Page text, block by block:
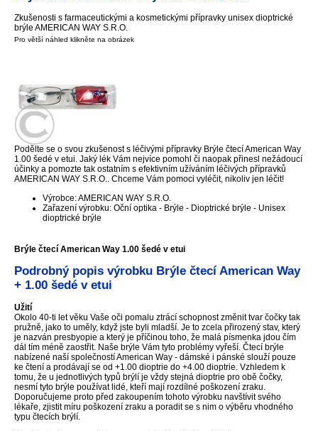
Zkušenosti s farmaceutickými a kosmetickými přípravky unisex dioptrické
brýle AMERICAN WAY S.R.O.
Pro větší náhled klikněte na obrázek
Podělte se o svou zkušenost s léčivými přípravky Brýle čtecí American Way
1.00 šedé v etui. Jaký lék Vám nejvíce pomohl či naopak přinesl nežádoucí
účinky a pomozte tak ostatním s efektivním užíváním léčivých přípravků
AMERICAN WAY S.R.O.. Chceme Vám pomoci vyléčit, nikoliv jen léčit!
Výrobce: AMERICAN WAY S.R.O.
Zařazení výrobku: Oční optika - Brýle - Dioptrické brýle - Unisex
dioptrické brýle
Brýle čtecí American Way 1.00 šedé v etui
Podrobný popis výrobku Brýle čtecí American Way
+ 1.00 šedé v etui
Užití
Okolo 40-ti let věku Vaše oči pomalu ztrácí schopnost změnit tvar čočky tak
pružně, jako to uměly, když jste byli mladší. Je to zcela přirozený stav, který
je nazván presbyopie a který je příčinou toho, že malá písmenka jdou čím
dál tím méně zaostřit. Naše brýle Vám tyto problémy vyřeší. Čtecí brýle
nabízené naší společností American Way - dámské i pánské slouží pouze
ke čtení a prodávají se od +1.00 dioptrie do +4.00 dioptrie. Vzhledem k
tomu, že u jednotlivých typů brýlí je vždy stejná dioptrie pro obě čočky,
nesmí tyto brýle používat lidé, kteří mají rozdílné poškození zraku.
Doporučujeme proto před zakoupením tohoto výrobku navštívit svého
lékaře, zjistit míru poškození zraku a poradit se s nim o výběru vhodného
typu čtecích brýlí.